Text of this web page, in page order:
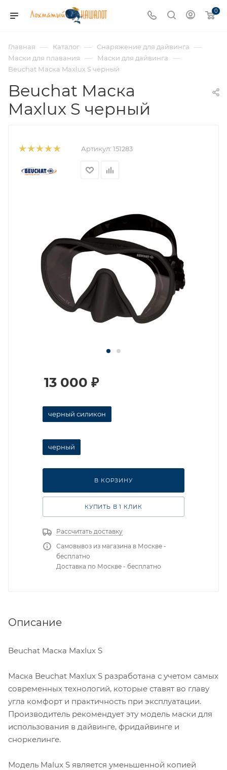
0
Главная — Каталог — Снаряжение для дайвинга —
Маски для плавания — Маски для дайвинга —
Beuchat Маска Maxlux S черный
Beuchat Маска
Maxlux S черный
Артикул: 151283
13 000 ₽
черный силикон
черный
В КОРЗИНУ
КУПИТЬ В 1 КЛИК
Рассчитать доставку
Самовывоз из магазина в Москве -
бесплатно
Доставка по Москве - бесплатно
Описание
Beuchat Маска Maxlux S
Маска Beuchat Maxlux S разработана с учетом самых
современных технологий, которые ставят во главу
угла комфорт и практичность при эксплуатации.
Производитель рекомендует эту модель маски для
использования в дайвинге, фридайвинге и
сноркелинге.
Модель Malux S является уменьшенной копией